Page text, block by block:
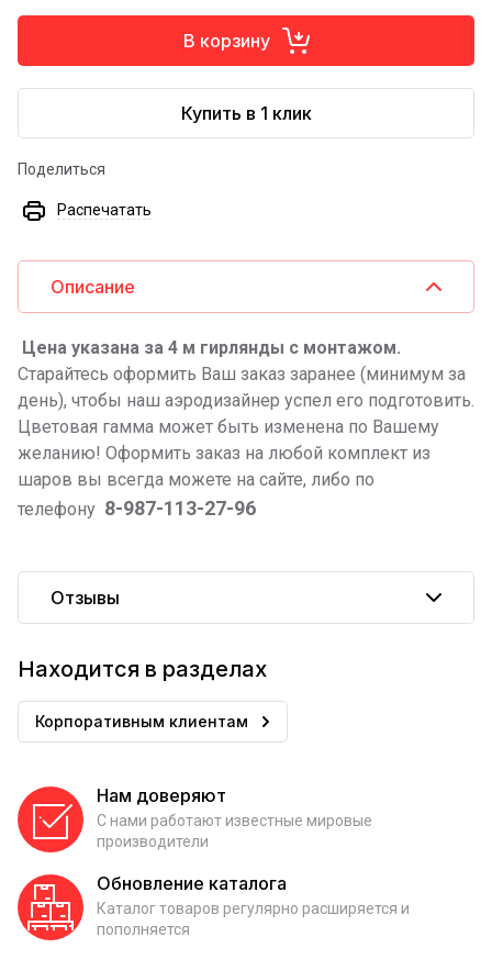
В корзину
Купить в 1 клик
Поделиться
Распечатать
Описание
Цена указана за 4 м гирлянды с монтажом.
Старайтесь оформить Ваш заказ заранее (минимум за
день), чтобы наш аэродизайнер успел его подготовить.
Цветовая гамма может быть изменена по Вашему
желанию! Оформить заказ на любой комплект из
шаров вы всегда можете на сайте, либо по
телефону 8-987-113-27-96
Отзывы
Находится в разделах
Корпоративным клиентам
Нам доверяют
С нами работают известные мировые
производители
Обновление каталога
Каталог товаров регулярно расширяется и
пополняется